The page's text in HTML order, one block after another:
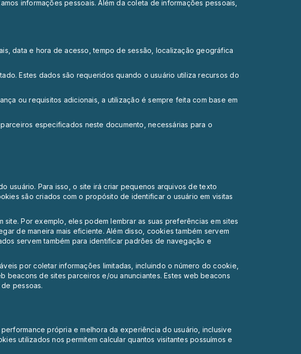
informações pessoais. Além da coleta de informações pessoais,
data e hora de acesso, tempo de sessão, localização geográfica
Estes dados são requeridos quando o usuário utiliza recursos do
ou requisitos adicionais, a utilização é sempre feita com base em
especificados neste documento, necessárias para o
usuário. Para isso, o site irá criar pequenos arquivos de texto
são criados com o propósito de identificar o usuário em visitas
Por exemplo, eles podem lembrar as suas preferências em sites
de maneira mais eficiente. Além disso, cookies também servem
servem também para identificar padrões de navegação e
por coletar informações limitadas, incluindo o número do cookie,
beacons de sites parceiros e/ou anunciantes. Estes web beacons
pessoas.
própria e melhora da experiência do usuário, inclusive
utilizados nos permitem calcular quantos visitantes possuímos e